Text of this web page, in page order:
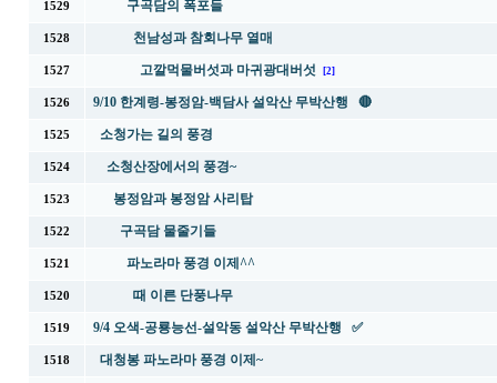
1529 구곡담의 폭포들
1528 천남성과 참회나무 열매
1527 고깔먹물버섯과 마귀광대버섯 [2]
1526 9/10 한계령-봉정암-백담사 설악산 무박산행 🔴
1525 소청가는 길의 풍경
1524 소청산장에서의 풍경~
1523 봉정암과 봉정암 사리탑
1522 구곡담 물줄기들
1521 파노라마 풍경 이제^^
1520 때 이른 단풍나무
1519 9/4 오색-공룡능선-설악동 설악산 무박산행 ✅
1518 대청봉 파노라마 풍경 이제~